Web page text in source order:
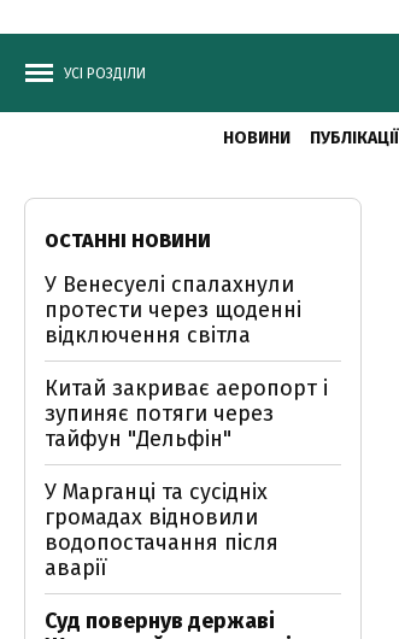
УСІ РОЗДІЛИ
НОВИНИ ПУБЛІКАЦІЇ
ОСТАННІ НОВИНИ
У Венесуелі спалахнули
протести через щоденні
відключення світла
Китай закриває аеропорт і
зупиняє потяги через
тайфун "Дельфін"
У Марганці та сусідніх
громадах відновили
водопостачання після
аварії
Суд повернув державі